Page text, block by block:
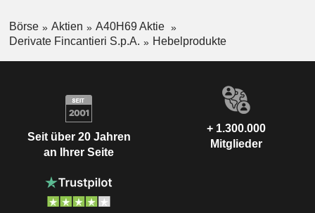
Börse Aktien
A40H69 Aktie
Derivate Fincantieri S.p.A.
Hebelprodukte
Seit über 20 Jahren
an Ihrer Seite
+ 1.300.000
Mitglieder